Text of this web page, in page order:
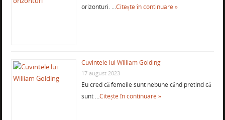
orizonturi. …Citește în continuare »
Cuvintele lui William Golding
17 august 2023
Eu cred că femeile sunt nebune când pretind că
sunt …Citește în continuare »